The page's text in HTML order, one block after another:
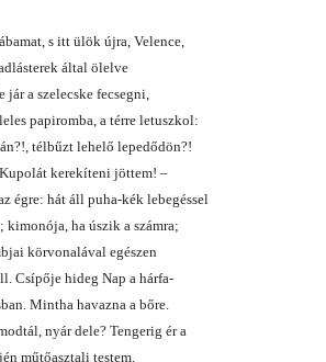
s itt ülök újra, Velence,
által ölelve
a szelecske fecsegni,
papiromba, a térre letuszkol:
télbűzt lehelő lepedődön?!
kerekíteni jöttem! –
égre: hát áll puha-kék lebegéssel
kimonója, ha úszik a számra;
körvonalával egészen
Csípője hideg Nap a hárfa-
Mintha havazna a bőre.
nyár dele? Tengerig ér a
műtőasztali testem.